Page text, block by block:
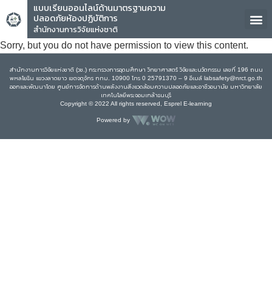
แบบเรียนออนไลน์ด้านมาตรฐานความ
ปลอดภัยห้องปฏิบัติการ
สำนักงานการวิจัยแห่งชาติ
Sorry, but you do not have permission to view this content.
สำนักงานการวิจัยแห่งชาติ (วช.) กระทรวงการอุดมศึกษา วิทยาศาสตร์ วิจัยและนวัตกรรม เลขที่ 196 ถนน
พหลโยธิน แขวงลาดยาว เขตจตุจักร กทม. 10900 โทร 0 25791370 – 9 อีเมล์ labsafety@nrct.go.th
ออกและพัฒนาโดย ศูนย์การจัดการด้านพลังงานสิ่งแวดล้อมความปลอดภัยและอาชีวอนามัย มหาวิทยาลัย
เทคโนโลยีพระจอมเกล้าธนบุรี
Copyright © 2022 All rights reserved, Esprel E-learning
Powered by